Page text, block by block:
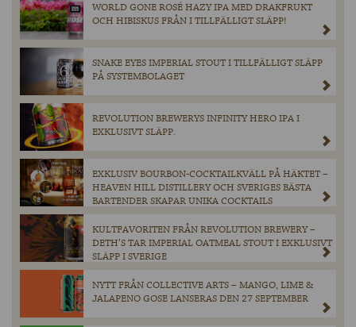
WORLD GONE ROSÉ HAZY IPA MED DRAKFRUKT
OCH HIBISKUS FRÅN I TILLFÄLLIGT SLÄPP!
SNAKE EYES IMPERIAL STOUT I TILLFÄLLIGT SLÄPP
PÅ SYSTEMBOLAGET
REVOLUTION BREWERYS INFINITY HERO IPA I
EXKLUSIVT SLÄPP.
EXKLUSIV BOURBON-COCKTAILKVÄLL PÅ HÄKTET –
HEAVEN HILL DISTILLERY OCH SVERIGES BÄSTA
BARTENDER SKAPAR UNIKA COCKTAILS
KULTFAVORITEN FRÅN REVOLUTION BREWERY –
DETH’S TAR IMPERIAL OATMEAL STOUT I EXKLUSIVT
SLÄPP I SVERIGE
NYTT FRÅN COLLECTIVE ARTS – MANGO, LIME &
JALAPENO GOSE LANSERAS DEN 27 SEPTEMBER